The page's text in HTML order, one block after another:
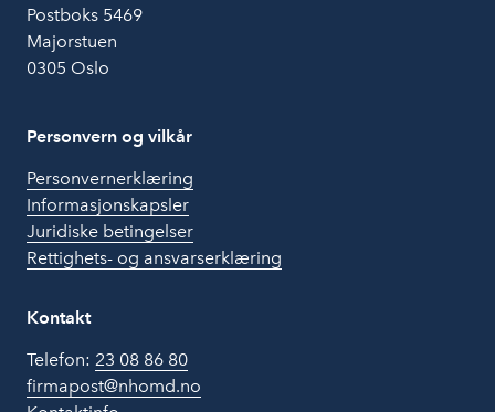
Postboks 5469
Majorstuen
0305 Oslo
Personvern og vilkår
Personvernerklæring
Informasjonskapsler
Juridiske betingelser
Rettighets- og ansvarserklæring
Kontakt
Telefon: 23 08 86 80
firmapost@nhomd.no